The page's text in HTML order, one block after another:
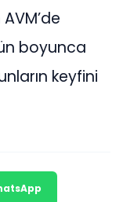
boyunca
keyfini